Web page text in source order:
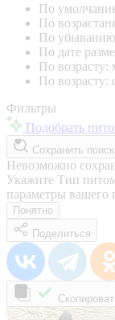
По
По
По
По дате
По возрасту:
По возрасту:
Фильтры
Подобрать
Сохранить поиск
Невозможно
Укажите Тип
параметры вашего
Понятно
Поделиться